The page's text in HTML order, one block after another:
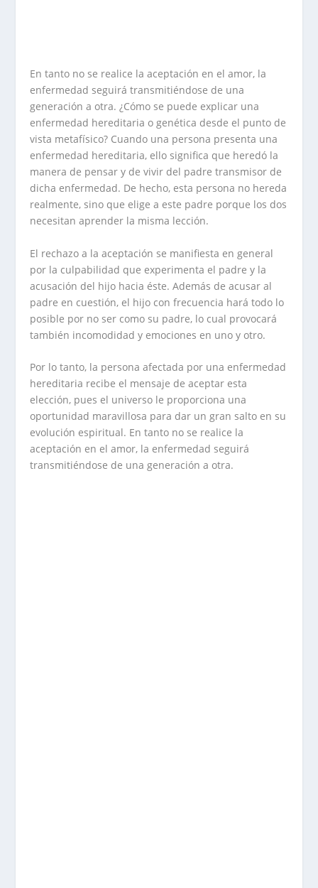
En tanto no se realice la aceptación en el amor, la
enfermedad seguirá transmitiéndose de una
generación a otra. ¿Cómo se puede explicar una
enfermedad hereditaria o genética desde el punto de
vista metafísico? Cuando una persona presenta una
enfermedad hereditaria, ello significa que heredó la
manera de pensar y de vivir del padre transmisor de
dicha enfermedad. De hecho, esta persona no hereda
realmente, sino que elige a este padre porque los dos
necesitan aprender la misma lección.
El rechazo a la aceptación se manifiesta en general
por la culpabilidad que experimenta el padre y la
acusación del hijo hacia éste. Además de acusar al
padre en cuestión, el hijo con frecuencia hará todo lo
posible por no ser como su padre, lo cual provocará
también incomodidad y emociones en uno y otro.
Por lo tanto, la persona afectada por una enfermedad
hereditaria recibe el mensaje de aceptar esta
elección, pues el universo le proporciona una
oportunidad maravillosa para dar un gran salto en su
evolución espiritual. En tanto no se realice la
aceptación en el amor, la enfermedad seguirá
transmitiéndose de una generación a otra.